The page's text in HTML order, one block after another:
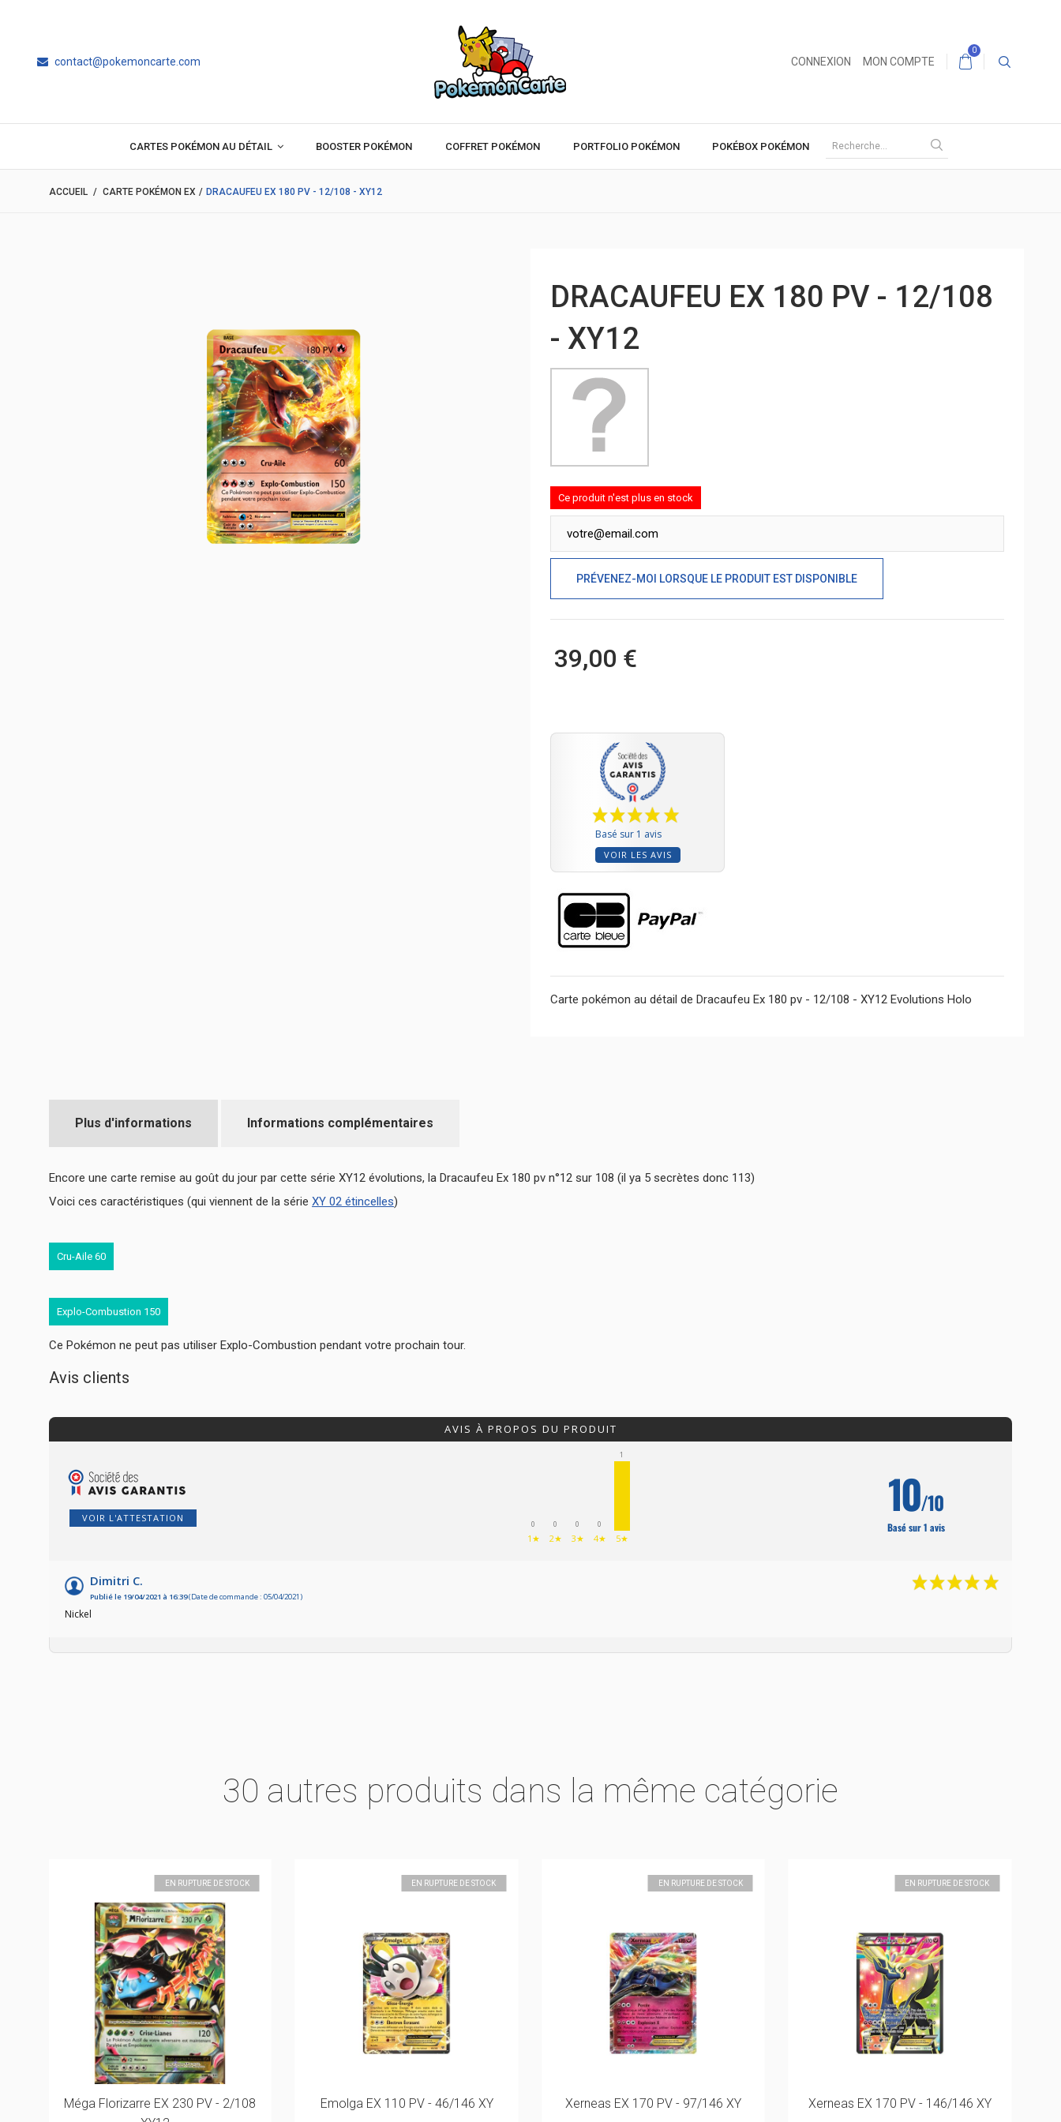
contact@pokemoncarte.com CONNEXION MON COMPTE
0
CARTES POKÉMON AU DÉTAIL BOOSTER POKÉMON COFFRET POKÉMON PORTFOLIO POKÉMON POKÉBOX POKÉMON
ACCUEIL / CARTE POKÉMON EX / DRACAUFEU EX 180 PV - 12/108 - XY12
DRACAUFEU EX 180 PV - 12/108
- XY12
Ce produit n'est plus en stock
PRÉVENEZ-MOI LORSQUE LE PRODUIT EST DISPONIBLE
39,00 €
Basé sur 1 avis
VOIR LES AVIS
Carte pokémon au détail de Dracaufeu Ex 180 pv - 12/108 - XY12 Evolutions Holo
Plus d'informations Informations complémentaires
Encore une carte remise au goût du jour par cette série XY12 évolutions, la Dracaufeu Ex 180 pv n°12 sur 108 (il ya 5 secrètes donc 113)
Voici ces caractéristiques (qui viennent de la série XY 02 étincelles)
Cru-Aile 60
Explo-Combustion 150
Ce Pokémon ne peut pas utiliser Explo-Combustion pendant votre prochain tour.
Avis clients
AVIS À PROPOS DU PRODUIT
VOIR L'ATTESTATION
0
1★
0
2★
0
3★
0
4★
1
5★
10/10
Basé sur 1 avis
Dimitri C.
Publié le 19/04/2021 à 16:39(Date de commande : 05/04/2021)
Nickel
30 autres produits dans la même catégorie
EN RUPTURE DE STOCK
Méga Florizarre EX 230 PV - 2/108
EN RUPTURE DE STOCK
Emolga EX 110 PV - 46/146 XY
EN RUPTURE DE STOCK
Xerneas EX 170 PV - 97/146 XY
EN RUPTURE DE STOCK
Xerneas EX 170 PV - 146/146 XY